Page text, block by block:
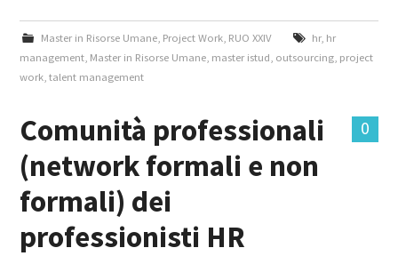
Master in Risorse Umane, Project Work, RUO XXIV hr, hr
management Master in Risorse Umane master istud outsourcing project
work ,talent management
0
Comunità professionali
(network formali e non
formali) dei
professionisti HR